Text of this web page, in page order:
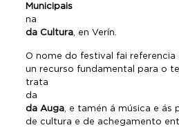
Municipais
da Cultura, en Verín.
O nome do festival fai referencia
un recurso fundamental para o
trata
da Auga, e tamén á música e ás
de cultura e de achegamento